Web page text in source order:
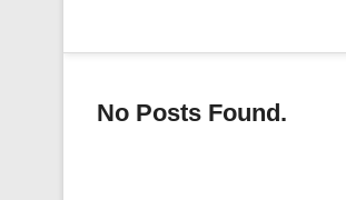
No Posts Found.